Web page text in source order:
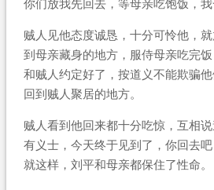
你们放我先回去，等母亲吃饱饭，
贼人见他态度诚恳，十分可怜他，
到母亲藏身的地方，服侍母亲吃完
和贼人约定好了，按道义不能欺骗他
回到贼人聚居的地方。
贼人看到他回来都十分吃惊，互相
有义士，今天终于见到了，你回去
就这样，刘平和母亲都保住了性命。